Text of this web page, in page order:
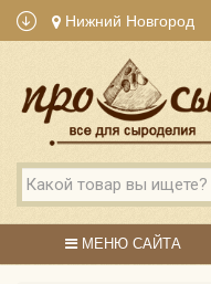
Нижний Новгород
МЕНЮ САЙТА